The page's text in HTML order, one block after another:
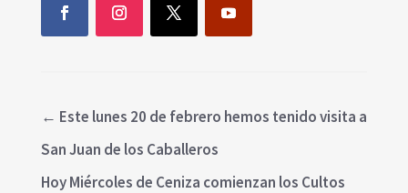
← Este lunes 20 de febrero hemos tenido visita a
San Juan de los Caballeros
Hoy Miércoles de Ceniza comienzan los Cultos